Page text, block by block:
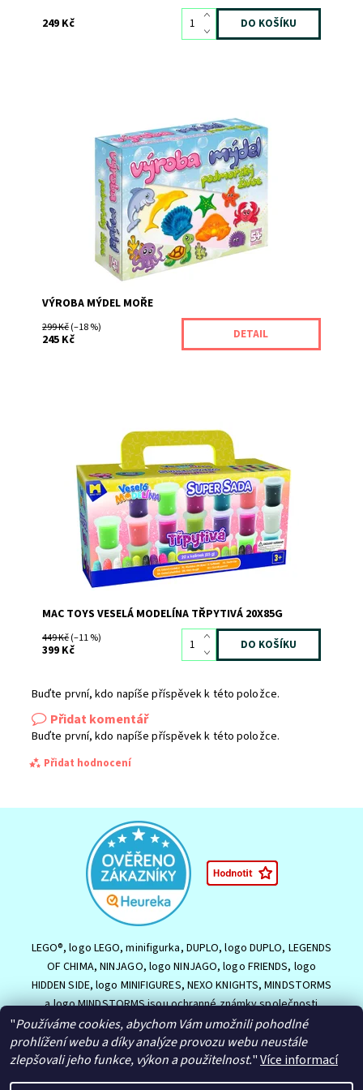
249 Kč
Vytvoř si opravdová mýdla!
Dostupnost:
Momentálně nedostupné
67
DetiArt
VÝROBA MÝDEL MOŘE
299 Kč(–18 %)
245 Kč DETAIL
Skladem>3
9136
Značka:
MAC TOYS
MAC TOYS VESELÁ MODELÍNA TŘPYTIVÁ 20X85G
449 Kč(–11 %)
399 Kč
Buďte první, kdo napíše příspěvek k této položce.
Přidat komentář
Buďte první, kdo napíše příspěvek k této položce.
Přidat hodnocení
LEGO®, logo LEGO, minifigurka, DUPLO, logo DUPLO, LEGENDS
OF CHIMA, NINJAGO, logo NINJAGO, logo FRIENDS, logo
HIDDEN SIDE, logo MINIFIGURES, NEXO KNIGHTS, MINDSTORMS
a logo MINDSTORMS jsou ochranné známky společnosti
LEGO Group nebo jsou chráněny autorským právem LEGO
Group. ©2026 The LEGO Group.
"Používáme cookies, abychom Vám umožnili pohodlné
prohlížení webu a díky analýze provozu webu neustále
zlepšovali jeho funkce, výkon a použitelnost."Více informací